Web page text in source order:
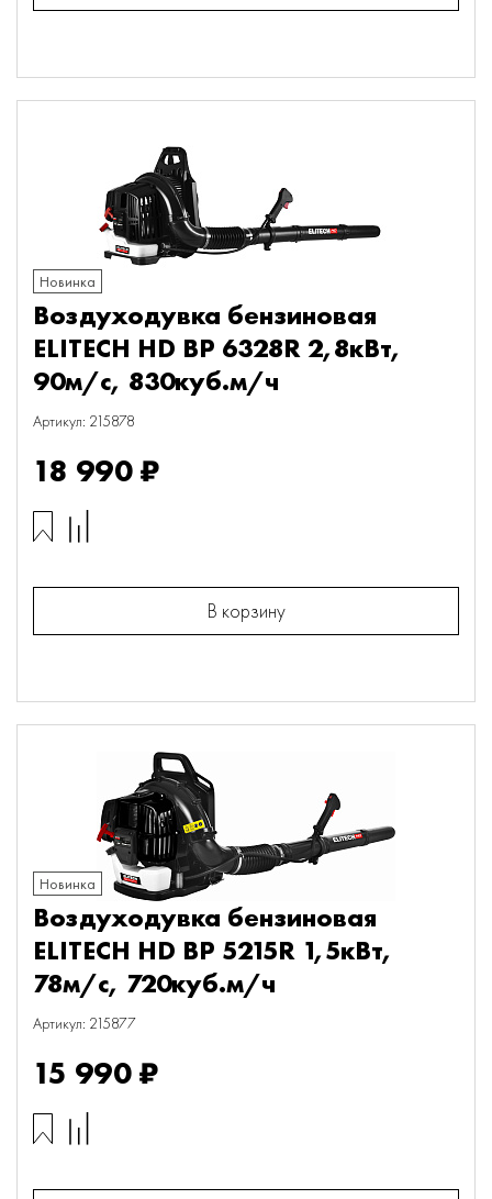
Новинка
Воздуходувка бензиновая
ELITECH HD BP 6328R 2,8кВт,
90м/с, 830куб.м/ч
Артикул: 215878
18 990 ₽
В корзину
Новинка
Воздуходувка бензиновая
ELITECH HD BP 5215R 1,5кВт,
78м/с, 720куб.м/ч
Артикул: 215877
15 990 ₽